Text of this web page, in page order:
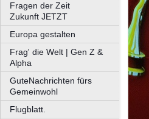
Fragen der Zeit
Zukunft JETZT
Europa gestalten
Frag' die Welt | Gen Z &
Alpha
GuteNachrichten fürs
Gemeinwohl
Flugblatt.